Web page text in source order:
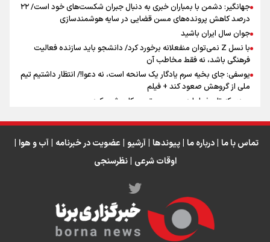
اینفو برنا / ۴ مسیر اصلی پیاده روی اربعین در عراق
اینفو برنا / توصیه‌هایی طلایی برای پیاده روی اربعین
جهانگیر: دشمن با بمباران خبری به دنبال جبران شکست‌های خود است/ ۲۲
درصد کاهش پرونده‌های مسن قضایی در سایه هوشمندسازی
جوان سال ایران باشید
با نسل Z نمی‌توان منفعلانه برخورد کرد/ دانشجو باید سازنده فعالیت
فرهنگی باشد، نه فقط مخاطب آن
یوسفی: جای بخیه سرم یادگار یک سانحه است، نه دعوا!/ انتظار داشتیم تیم
ملی از گروهش صعود کند + فیلم
مردی که تاریخ را با دوربین و موتورسیکلت ثبت کرد
انتظار حضور تیم‌های بزرگ مثل استقلال در لیگ هستیم
تماس با ما | درباره ما | پیوندها | آرشیو | عضویت در خبرنامه | آب و هوا |
اوقات شرعی | نظرسنجی